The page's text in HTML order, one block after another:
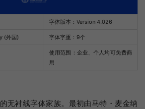
字体版本：Version 4.026
(外国) 字体字重：9个
使用范围：企业、个人均可免费商
用
无衬线字体家族。最初由马特・麦金纳